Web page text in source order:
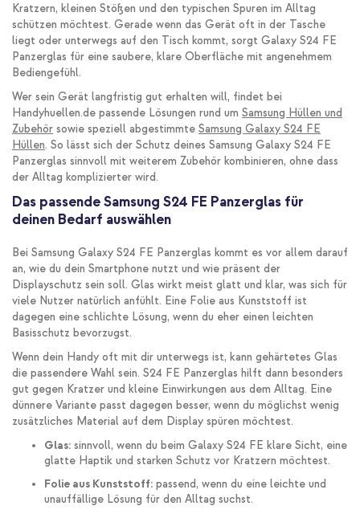
Kratzern, kleinen Stößen und den typischen Spuren im Alltag
schützen möchtest. Gerade wenn das Gerät oft in der Tasche
liegt oder unterwegs auf den Tisch kommt, sorgt Galaxy S24 FE
Panzerglas für eine saubere, klare Oberfläche mit angenehmem
Bediengefühl.
Wer sein Gerät langfristig gut erhalten will, findet bei
Handyhuellen.de passende Lösungen rund um Samsung Hüllen und
Zubehör sowie speziell abgestimmte Samsung Galaxy S24 FE
Hüllen. So lässt sich der Schutz deines Samsung Galaxy S24 FE
Panzerglas sinnvoll mit weiterem Zubehör kombinieren, ohne dass
der Alltag komplizierter wird.
Das passende Samsung S24 FE Panzerglas für
deinen Bedarf auswählen
Bei Samsung Galaxy S24 FE Panzerglas kommt es vor allem darauf
an, wie du dein Smartphone nutzt und wie präsent der
Displayschutz sein soll. Glas wirkt meist glatt und klar, was sich für
viele Nutzer natürlich anfühlt. Eine Folie aus Kunststoff ist
dagegen eine schlichte Lösung, wenn du eher einen leichten
Basisschutz bevorzugst.
Wenn dein Handy oft mit dir unterwegs ist, kann gehärtetes Glas
die passendere Wahl sein. S24 FE Panzerglas hilft dann besonders
gut gegen Kratzer und kleine Einwirkungen aus dem Alltag. Eine
dünnere Variante passt dagegen besser, wenn du möglichst wenig
zusätzliches Material auf dem Display spüren möchtest.
Glas: sinnvoll, wenn du beim Galaxy S24 FE klare Sicht, eine
glatte Haptik und starken Schutz vor Kratzern möchtest.
Folie aus Kunststoff: passend, wenn du eine leichte und
unauffällige Lösung für den Alltag suchst.